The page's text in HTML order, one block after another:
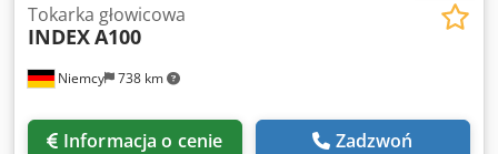
Niemcy 738 km
Tokarka głowicowa
INDEXA100
Informacja o cenie Zadzwoń